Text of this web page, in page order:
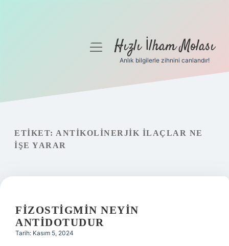
Gizlilik Politikası
Hakkımızda
menüyüHızlı İlham Molası
Anlık bilgilerle zihnini canlandır!
ETIKET: ANTIKOLINERJIK ILAÇLAR NE
IŞE YARAR
FIZOSTIGMIN NEYIN
ANTIDOTUDUR
Tarih: Kasım 5, 2024